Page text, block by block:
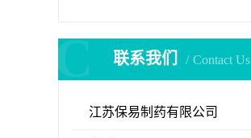
联系我们 Contact Us
C
江苏保易制药有限公司